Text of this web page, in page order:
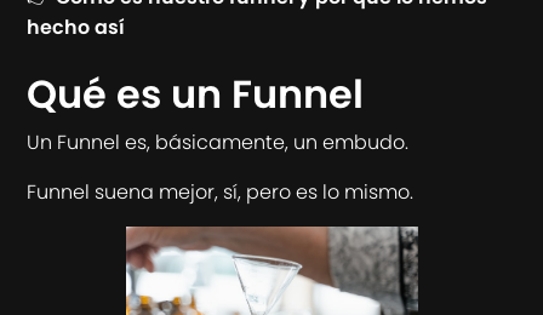
hecho así
Qué es un Funnel
Un Funnel es, básicamente, un embudo.
Funnel suena mejor, sí, pero es lo mismo.